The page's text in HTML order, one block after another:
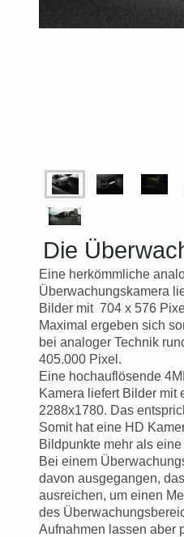
Die
Eine herkömmliche
Überwachungskamera
Bilder mit 704 x 576
Maximal ergeben sich
bei analoger Technik
405.000 Pixel.
Eine hochauflösende
Kamera liefert Bilder mit
2288x1780. Das
Somit hat eine HD
Bildpunkte mehr als
Bei einem
davon ausgegangen,
ausreichen, um einen
des
Aufnahmen lassen aber